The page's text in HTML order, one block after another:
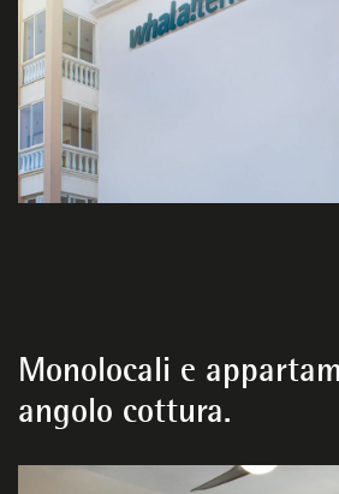
Monolocali e
angolo cottura.